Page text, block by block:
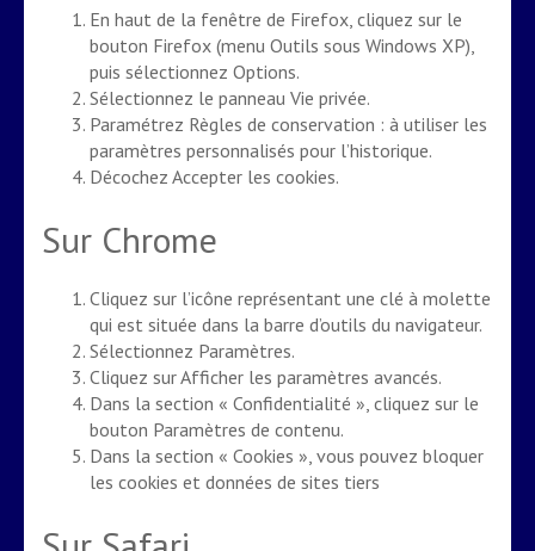
En haut de la fenêtre de Firefox, cliquez sur le
bouton Firefox (menu Outils sous Windows XP),
puis sélectionnez Options.
Sélectionnez le panneau Vie privée.
Paramétrez Règles de conservation : à utiliser les
paramètres personnalisés pour l’historique.
Décochez Accepter les cookies.
Sur Chrome
Cliquez sur l’icône représentant une clé à molette
qui est située dans la barre d’outils du navigateur.
Sélectionnez Paramètres.
Cliquez sur Afficher les paramètres avancés.
Dans la section « Confidentialité », cliquez sur le
bouton Paramètres de contenu.
Dans la section « Cookies », vous pouvez bloquer
les cookies et données de sites tiers